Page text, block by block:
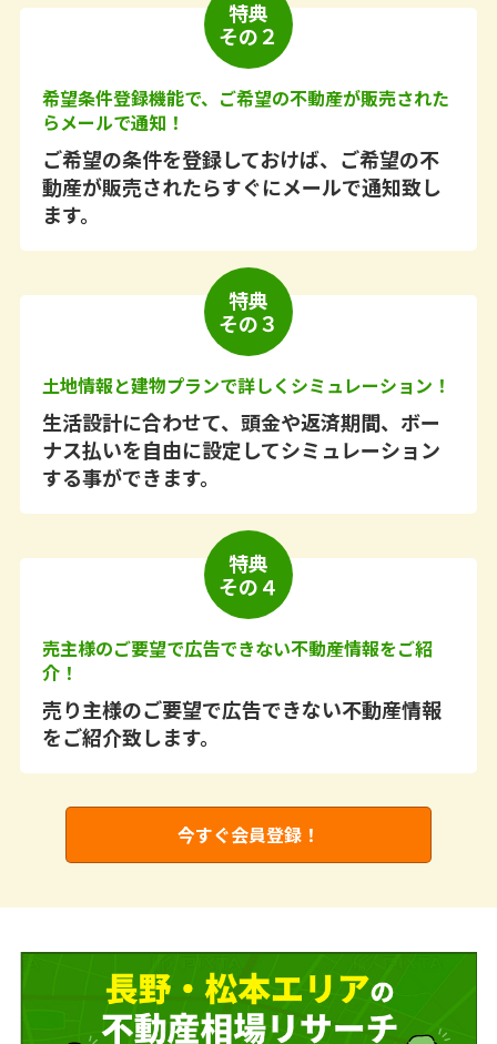
特典
その２
希望条件登録機能で、ご希望の不動産が販売された
らメールで通知！
ご希望の条件を登録しておけば、ご希望の不
動産が販売されたらすぐにメールで通知致し
ます。
特典
その３
土地情報と建物プランで詳しくシミュレーション！
生活設計に合わせて、頭金や返済期間、ボー
ナス払いを自由に設定してシミュレーション
する事ができます。
特典
その４
売主様のご要望で広告できない不動産情報をご紹
介！
売り主様のご要望で広告できない不動産情報
をご紹介致します。
今すぐ会員登録！